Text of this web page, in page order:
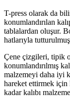
T-press olarak da
konumlandırılan
tablalardan oluşur.
hatlarıyla
Çene çizgileri, tipik
konumlandırılmış
malzemeyi daha iyi
hareket ettirmek için
kadar kalıbı